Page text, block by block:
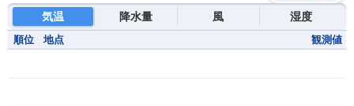
気温 降水量 風 湿度
順位 地点 観測値